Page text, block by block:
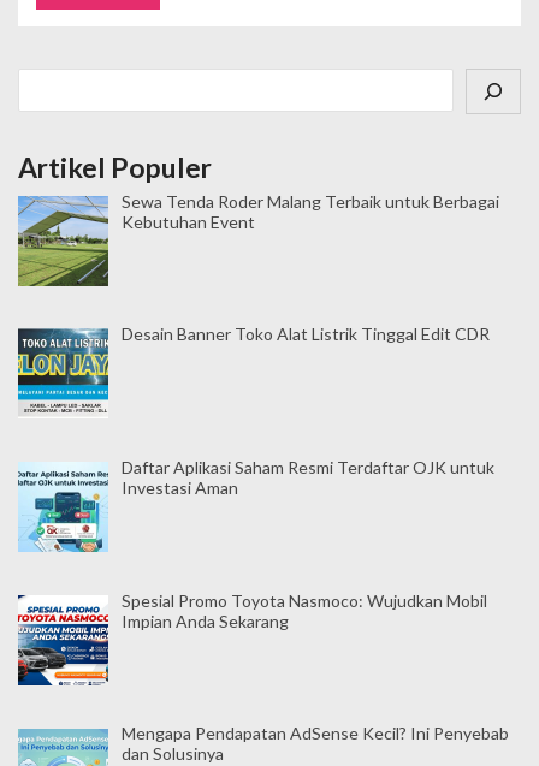
Artikel Populer
Sewa Tenda Roder Malang Terbaik untuk Berbagai
Kebutuhan Event
Desain Banner Toko Alat Listrik Tinggal Edit CDR
Daftar Aplikasi Saham Resmi Terdaftar OJK untuk
Investasi Aman
Spesial Promo Toyota Nasmoco: Wujudkan Mobil
Impian Anda Sekarang
Mengapa Pendapatan AdSense Kecil? Ini Penyebab
dan Solusinya